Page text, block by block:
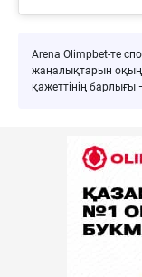
Arena Olimpbet-те
жаңалықтарын
қажеттінің